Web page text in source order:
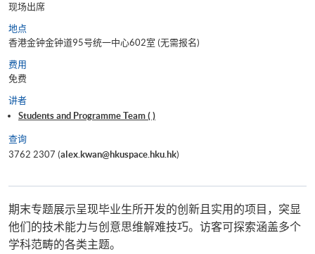
现场出席
地点
香港金钟金钟道95号统一中心602室 (无需报名)
费用
免费
讲者
Students and Programme Team ( )
查询
3762 2307 (alex.kwan@hkuspace.hku.hk)
期末专题展示呈现毕业生所开发的创新且实用的项目，突显
他们的技术能力与创意思维解难技巧。访客可探索涵盖多个
学科范畴的各类主题。